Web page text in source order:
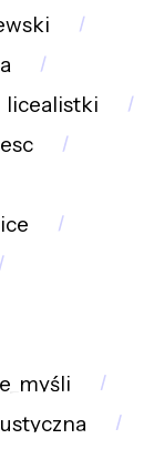
licealistki